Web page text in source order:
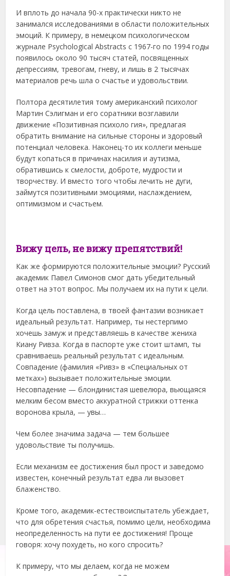
И вплоть до начала 90-х практически никто не
занимался исследованиями в области положительных
эмоций. К примеру, в немецком психологическом
журнале Psychological Abstracts с 1967-го по 1994 годы
появилось около 90 тысяч статей, посвященных
депрессиям, тревогам, гневу, и лишь в 2 тысячах
материалов речь шла о счастье и удовольствии.
Полтора десятилетия тому американский психолог
Мартин Сэлигман и его соратники возглавили
движение «Позитивная психоло гия», предлагая
обратить внимание на сильные стороны и здоровый
потенциал человека. Наконец-то их коллеги меньше
будут копаться в причинах насилия и аутизма,
обратившись к смелости, доброте, мудрости и
творчеству. И вместо того чтобы лечить не дуги,
займутся позитивными эмоциями, наслаждением,
оптимизмом и счастьем.
Вижу цель, не вижу препятствий!
Как же формируются положительные эмоции? Русский
академик Павел Симонов смог дать убедительный
ответ на этот вопрос. Мы получаем их на пути к цели.
Когда цель поставлена, в твоей фантазии возникает
идеальный результат. Например, ты нестерпимо
хочешь замуж и представляешь в качестве жениха
Киану Ривза. Когда в паспорте уже стоит штамп, ты
сравниваешь реальный результат с идеальным.
Совпадение (фамилия «Ривз» в «Специальных от
метках») вызывает положительные эмоции.
Несовпадение — блондинистая шевелюра, вьющаяся
мелким бесом вместо аккуратной стрижки оттенка
воронова крыла, — увы…
Чем более значима задача — тем большее
удовольствие ты получишь.
Если механизм ее достижения был прост и заведомо
известен, конечный результат едва ли вызовет
блаженство.
Кроме того, академик-естествоиспытатель убеждает,
что для обретения счастья, помимо цели, необходима
неопределенность на пути ее достижения! Проще
говоря: хочу похудеть, но кого спросить?
К примеру, что мы делаем, когда не можем